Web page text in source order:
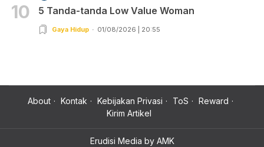
10 5 Tanda-tanda Low Value Woman
Gaya Hidup 01/08/2026 | 20:55
About Kontak Kebijakan Privasi ToS
Reward
Kirim Artikel
Erudisi Media by AMK